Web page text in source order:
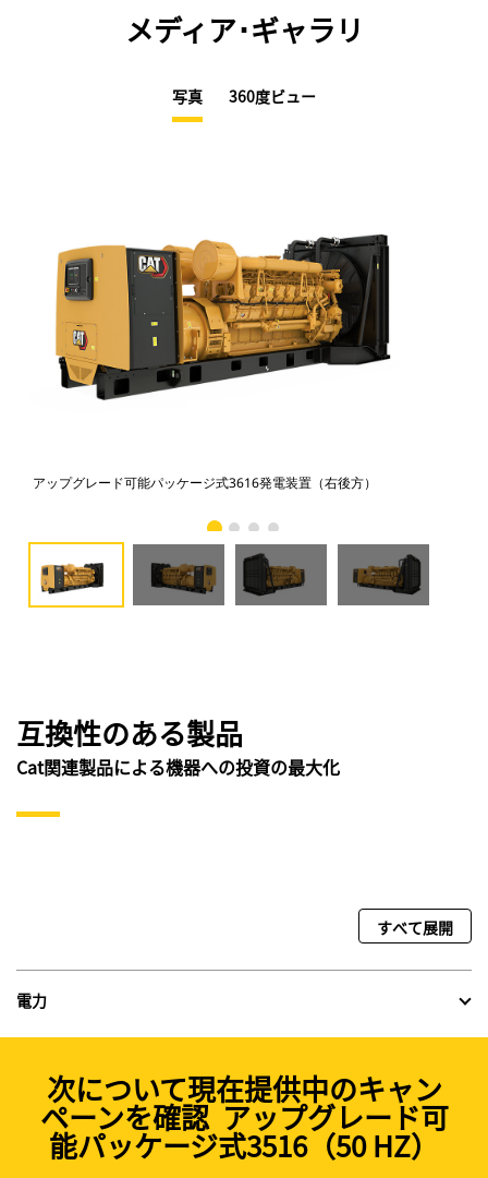
メディア･ギャラリ
写真 360度ビュー
アップグレード可能パッケージ式3616発電装置（右後方）
互換性のある製品
Cat関連製品による機器への投資の最大化
すべて展開
電力
次について現在提供中のキャン
ペーンを確認 アップグレード可
能パッケージ式3516（50 HZ）